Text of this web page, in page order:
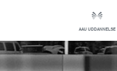
AAU UDDANNELSE